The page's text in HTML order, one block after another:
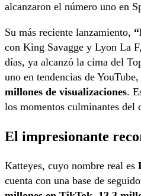
alcanzaron el número uno en
Su más reciente lanzamiento,
con King Savagge y Lyon La
días, ya alcanzó la cima del
uno en tendencias de
millones de visualizaciones.
los momentos culminantes del
El impresionante
Katteyes, cuyo nombre real es
cuenta con una base de